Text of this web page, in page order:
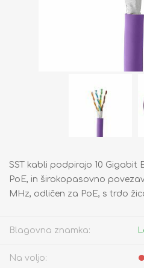
SST kabli podpirajo 10 Gigabit
PoE, in širokopasovno
MHz, odličen za PoE, s trdo
Blagovna znamka:
Na voljo: